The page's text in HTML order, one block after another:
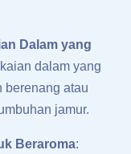
Dalam yang
dalam yang
berenang atau
jamur.
Beraroma: